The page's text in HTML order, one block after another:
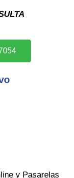
y Pasarelas